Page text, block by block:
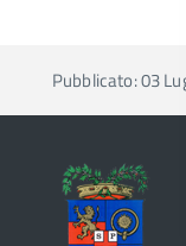
Pubblicato: 03